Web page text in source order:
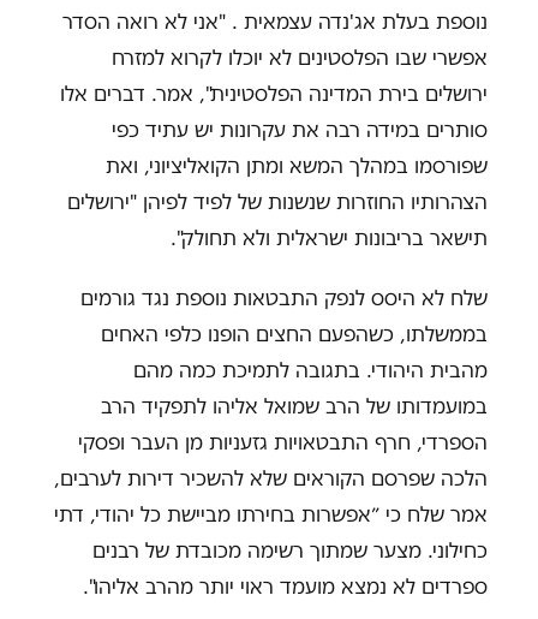
נוספת בעלת אג'נדה עצמאית . "אני לא רואה הסדר
אפשרי שבו הפלסטינים לא יוכלו לקרוא למזרח
ירושלים בירת המדינה הפלסטינית", אמר. דברים אלו
סותרים במידה רבה את עקרונות יש עתיד כפי
שפורסמו במהלך המשא ומתן הקואליציוני, ואת
הצהרותיו החוזרות שנשנות של לפיד לפיהן "ירושלים
תישאר בריבונות ישראלית ולא תחולק".
שלח לא היסס לנפק התבטאות נוספת נגד גורמים
בממשלתו, כשהפעם החצים הופנו כלפי האחים
מהבית היהודי. בתגובה לתמיכת כמה מהם
במועמדותו של הרב שמואל אליהו לתפקיד הרב
הספרדי, חרף התבטאויות גזעניות מן העבר ופסקי
הלכה שפרסם הקוראים שלא להשכיר דירות לערבים,
אמר שלח כי ״אפשרות בחירתו מביישת כל יהודי, דתי
כחילוני. מצער שמתוך רשימה מכובדת של רבנים
ספרדים לא נמצא מועמד ראוי יותר מהרב אליהו".